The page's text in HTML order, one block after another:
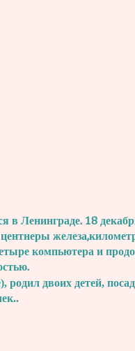
Ленинграде. 18
железа,
компьютера и
двоих детей,